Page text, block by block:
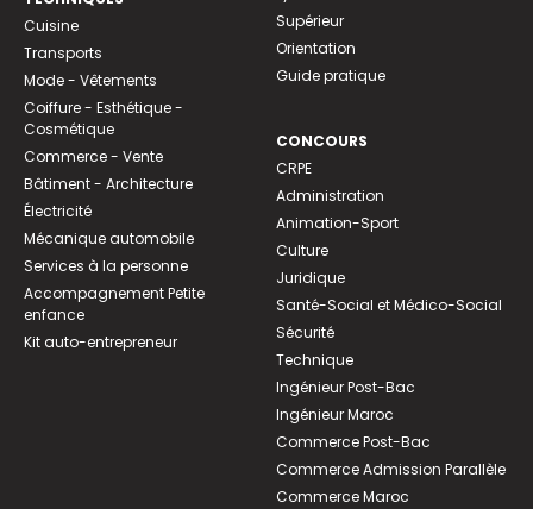
Cuisine
Transports
Mode - Vêtements
Coiffure - Esthétique -
Cosmétique
Commerce - Vente
Bâtiment - Architecture
Électricité
Mécanique automobile
Services à la personne
Accompagnement Petite
enfance
Kit auto-entrepreneur
Supérieur
Orientation
Guide pratique
CONCOURS
CRPE
Administration
Animation-Sport
Culture
Juridique
Santé-Social et Médico-Social
Sécurité
Technique
Ingénieur Post-Bac
Ingénieur Maroc
Commerce Post-Bac
Commerce Admission Parallèle
Commerce Maroc